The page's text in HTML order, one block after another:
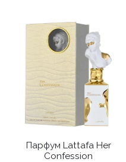
Парфум Lattafa Her
Confession